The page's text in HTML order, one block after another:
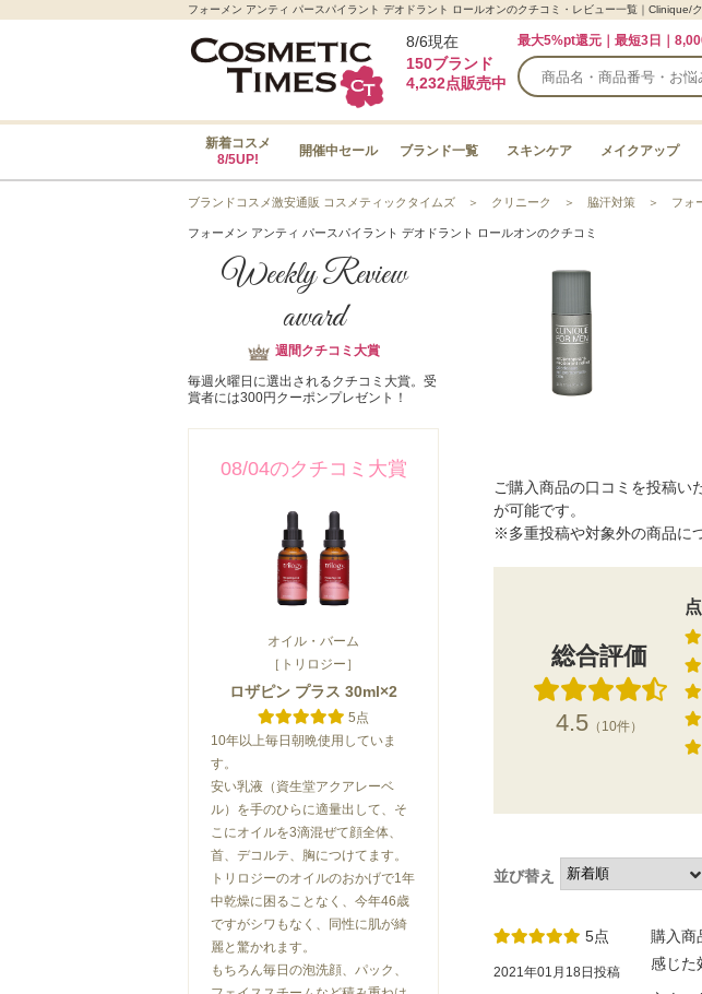
フォーメン アンティ パースパイラント デオドラント ロールオンのクチコミ・レビュー一覧｜Clinique/
8/6現在
150ブランド
4,232点販売中
最大5%pt還元｜最短3日｜
新着コスメ
8/5UP!
開催中セール ブランド一覧 スキンケア メイクアップ
ブランドコスメ激安通販 コスメティックタイムズ ＞ クリニーク ＞ 脇汗対策 ＞ フォ
フォーメン アンティ パースパイラント デオドラント ロールオンのクチコミ
Weekly Review
award
週間クチコミ大賞
毎週火曜日に選出されるクチコミ大賞。受
賞者には300円クーポンプレゼント！
08/04のクチコミ大賞
オイル・バーム
［トリロジー］
ロザピン プラス 30ml×2
5点
10年以上毎日朝晩使用していま
す。
安い乳液（資生堂アクアレーベ
ル）を手のひらに適量出して、そ
こにオイルを3滴混ぜて顔全体、
首、デコルテ、胸につけてます。
トリロジーのオイルのおかげで1年
中乾燥に困ることなく、今年46歳
ですがシワもなく、同性に肌が綺
麗と驚かれます。
もちろん毎日の泡洗顔、パック、
ご購入商品の口コミを投稿い
が可能です。
※多重投稿や対象外の商品に
総合評価
4.5 （10件）
並び替え
5点
2021年01月18日投稿
購入商
感じた